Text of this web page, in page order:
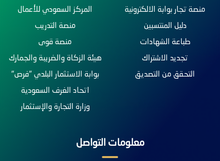
منصة تجار بوابة الالكترونية
دليل المنتسبين
طباعة الشهادات
تجديد الاشتراك
التحقق من التصديق
المركز السعودي للأعمال
منصة التدريب
منصة قوى
هيئة الزكاة والضريبة والجمارك
بوابة الاستثمار البلدي "فرص"
اتحاد الغرف السعودية
وزارة التجارة والإستثمار
معلومات التواصل